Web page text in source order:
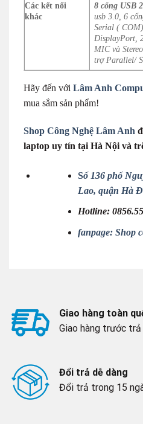
Các kết nối
khác
8 cổng USB
usb 3.0, 6
Serial (
DisplayPort,
MIC và
trợ Parallel/
Hãy đến với Lâm Anh
mua sắm sản phẩm!
Shop Công Nghệ Lâm Anh
laptop uy tín tại Hà Nội và
Số 136 phố
Lao, quận Hà
Hotline:
fanpage: Shop
Giao hàng toàn
Giao hàng trước
Đổi trả dễ dàng
Đổi trả trong 15